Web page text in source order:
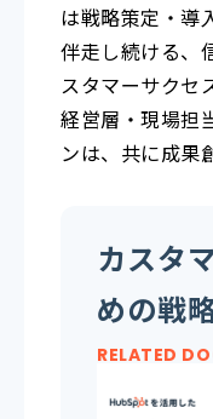
は戦略策定・導
伴走し続ける、
スタマーサクセ
経営層・現場担
ンは、共に成果
カスタ
めの戦
RELATED